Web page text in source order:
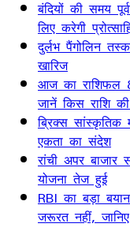
बंदियों की समय
लिए करेगी
दुर्लभ पैंगोलिन
खारिज
आज का राशिफल
जानें किस राशि
ब्रिक्स सांस्कृतिक
एकता का संदेश
रांची अपर बाजार
योजना तेज हुई
RBI का बड़ा
जरूरत नहीं,